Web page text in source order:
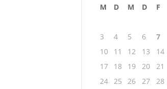
M D M D F
3
4 5 6 7
10
11 12 13 14
17
18 19 20 21
24 25 26 27 28